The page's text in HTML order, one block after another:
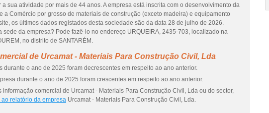
a sua atividade por mais de 44 anos. A empresa está inscrita com o desenvolvimento da
a Comércio por grosso de materiais de construção (exceto madeira) e equipamento
os últimos dados registados desta sociedade são da data 28 de julho de 2026.
sede da empresa? Pode fazê-lo no endereço URQUEIRA, 2435-703, localizado na
no distrito de SANTARÉM.
de Urcamat - Materiais Para Construção Civil, Lda
durante o ano de 2025 foram decrescentes em respeito ao ano anterior.
durante o ano de 2025 foram crescentes em respeito ao ano anterior.
informação comercial de Urcamat - Materiais Para Construção Civil, Lda ou do sector,
relatório da empresa Urcamat - Materiais Para Construção Civil, Lda.